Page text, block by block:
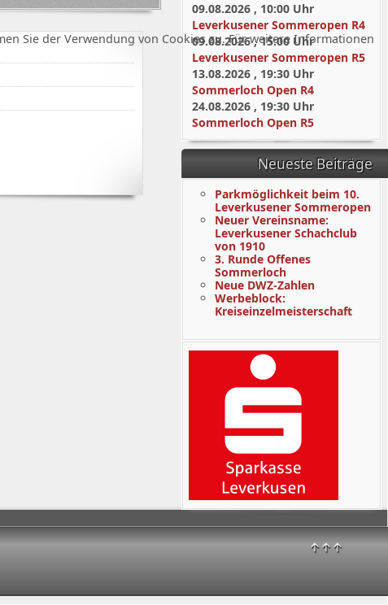
↑↑↑
09.08.2026, 10:00Uhr
Leverkusener Sommeropen R4
09.08.2026,15:00Uhr
Leverkusener Sommeropen R5
13.08.2026, 19:30Uhr
Sommerloch Open R4
24.08.2026, 19:30Uhr
Sommerloch Open R5
Neueste Beiträge
Parkmöglichkeit beim 10.
Leverkusener Sommeropen
Neuer Vereinsname:
Leverkusener Schachclub
von 1910
3. Runde Offenes
Sommerloch
Neue DWZ-Zahlen
Werbeblock:
Kreiseinzelmeisterschaft
Sie der Verwendung von Cookies zu. Für weitere Informationen